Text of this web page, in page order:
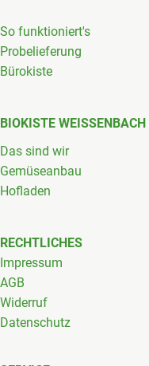
So funktioniert's
Probelieferung
Bürokiste
BIOKISTE WEISSENBACH
Das sind wir
Gemüseanbau
Hofladen
RECHTLICHES
Impressum
AGB
Widerruf
Datenschutz